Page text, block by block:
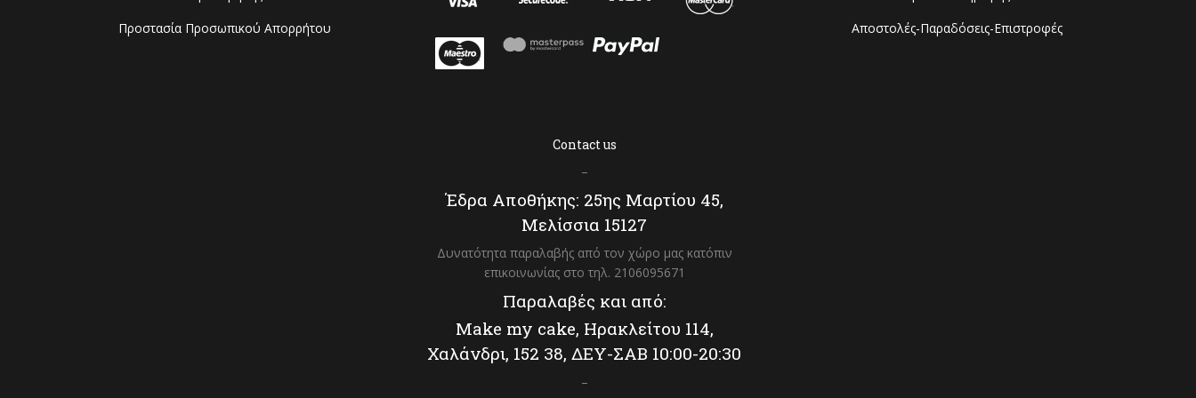
Προστασία Προσωπικού Απορρήτου
Αποστολές-Παραδόσεις-Επιστροφές
Contact us
–
Έδρα Αποθήκης: 25ης Μαρτίου 45,
Μελίσσια 15127
Δυνατότητα παραλαβής από τον χώρο μας κατόπιν
επικοινωνίας στο τηλ. 2106095671
Παραλαβές και από:
Make my cake, Ηρακλείτου 114,
Χαλάνδρι, 152 38, ΔΕΥ-ΣΑΒ 10:00-20:30
–